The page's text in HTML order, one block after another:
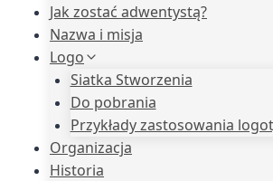
Jak zostać adwentystą?
Nazwa i misja
Logo
Siatka Stworzenia
Do pobrania
Przykłady zastosowania
Organizacja
Historia